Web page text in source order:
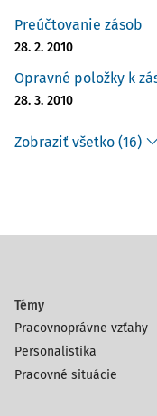
Preúčtovanie zásob
28. 2. 2010
Opravné položky k
28. 3. 2010
Zobraziť všetko (16)
Témy
Pracovnoprávne vzťahy
Personalistika
Pracovné situácie